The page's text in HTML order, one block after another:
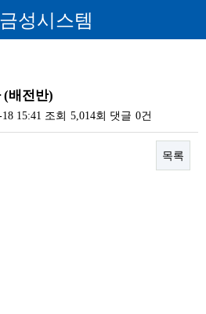
성시스템
(배전반)
15:41 조회 5,014회 댓글 0건
목록